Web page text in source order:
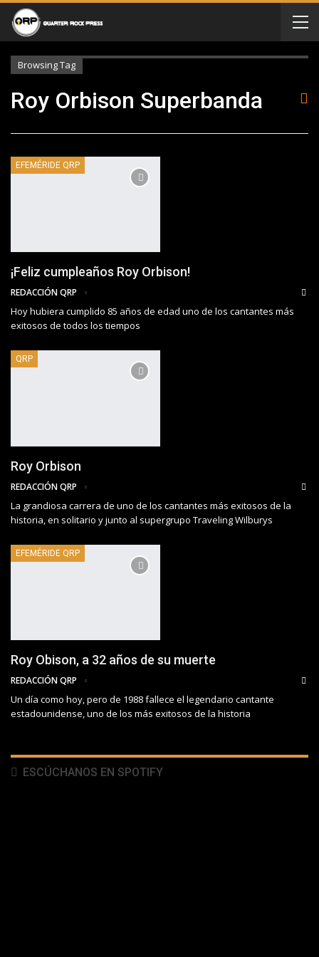
Browsing Tag
Roy Orbison Superbanda
EFEMÉRIDE QRP
¡Feliz cumpleaños Roy Orbison!
REDACCIÓN QRP
Hoy hubiera cumplido 85 años de edad uno de los cantantes más
exitosos de todos los tiempos
QRP
Roy Orbison
REDACCIÓN QRP
La grandiosa carrera de uno de los cantantes más exitosos de la
historia, en solitario y junto al supergrupo Traveling Wilburys
EFEMÉRIDE QRP
Roy Obison, a 32 años de su muerte
REDACCIÓN QRP
Un día como hoy, pero de 1988 fallece el legendario cantante
estadounidense, uno de los más exitosos de la historia
ESCÚCHANOS EN SPOTIFY